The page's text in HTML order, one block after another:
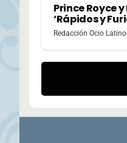
Prince Royce
‘Rápidos y
Redacción Ocio Latino